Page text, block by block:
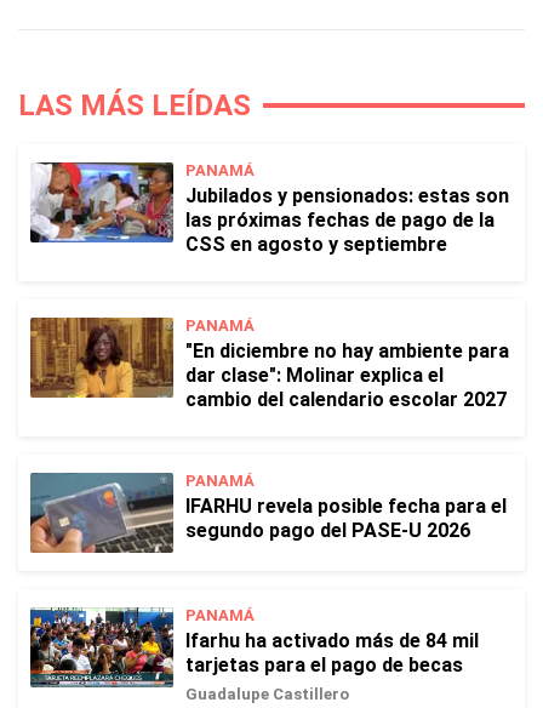
LAS MÁS LEÍDAS
PANAMÁ
Jubilados y pensionados: estas son
las próximas fechas de pago de la
CSS en agosto y septiembre
PANAMÁ
"En diciembre no hay ambiente para
dar clase": Molinar explica el
cambio del calendario escolar 2027
PANAMÁ
IFARHU revela posible fecha para el
segundo pago del PASE-U 2026
PANAMÁ
Ifarhu ha activado más de 84 mil
tarjetas para el pago de becas
Guadalupe Castillero